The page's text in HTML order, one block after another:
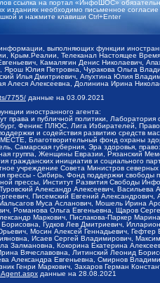
ссылка на портал «ИнфоШОС»
изданиях необходимо письменное
и нажмите клавиши Ctrl+Enter
выполняющих функции
Крым.Реалии, Телеканал Настоящее
Камалягин Денис Николаевич,
Ярош Юлия Петровна, Чуракова Ольга
Илья Дмитриевич, Апухтина Юлия
Алеся Алексеевна, Долинина Ирина
7755/ данные на 03.09.2021
иностранного агента:
права и публичной политики,
Феникс ПЛЮС, Лига Избирателей,
и содействия развитию средств
Благотворительный фонд охраны
Самарская губерния, Эра здоровья,
группа, Женщины Евразии, Рязанский
гражданских инициатив и социального
Совета Министров северных
прессы - Сибирь, Фонд поддержки
прессы, Институт Развития Свободы
Александр Алексеевич,
Писемский Евгений
Муса Асланович, Мошель Ирина
Романова Ольга Евгеньевна, Щаров
Маркович, Пислакова-Паркер
Гудков Лев Дмитриевич,
Мосин Алексей Геннадьевич,
Исаев Сергей Владимирович,
Залмановна, Кокорина Екатерина
Вячеславовна, Литинский Леонид
Александра Евгеньевна, Смирнов
Генри Маркович, Захаров Герман
данные на 28.08.2021